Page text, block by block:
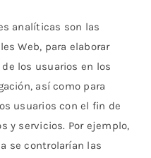
analíticas son las
Web, para elaborar
los usuarios en los
así como para
usuarios con el fin de
y servicios. Por ejemplo,
se controlarían las